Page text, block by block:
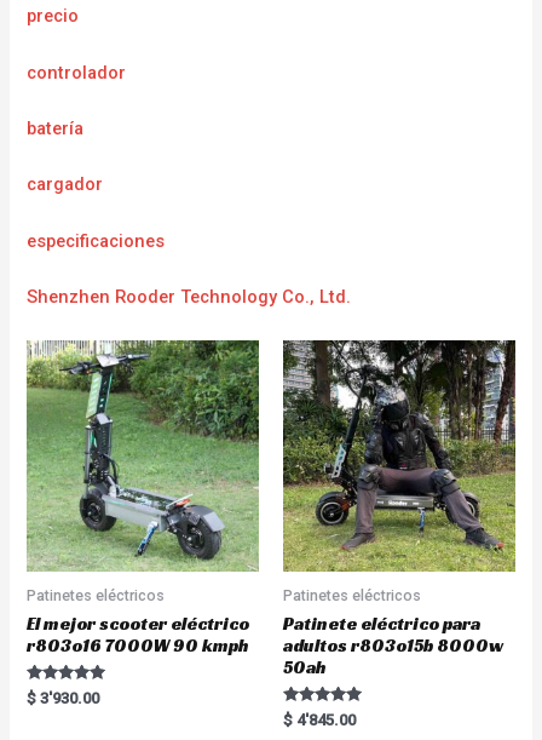
precio
controlador
batería
cargador
especificaciones
Shenzhen Rooder Technology Co., Ltd.
Patinetes eléctricos
El mejor scooter eléctrico
r803o16 7000W 90 kmph
Rated
5.00
$ 3'930.00
Patinetes eléctricos
Patinete eléctrico para
adultos r803o15b 8000w
50ah
Rated
5.00
$ 4'845.00